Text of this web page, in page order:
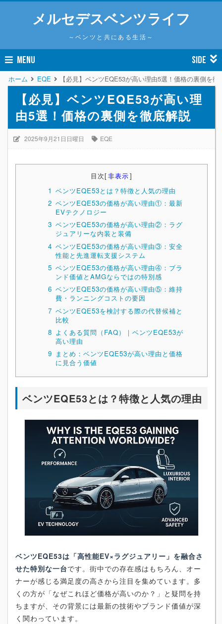
メルセデスベンツライフ
～ベンツと共にある生活～
MENU SIDE
ホーム EQE 【必見】ベンツEQE53が高い理由5選！価格の裏側を徹
【必見】ベンツEQE53が高い理
由5選！価格の裏側を徹底解説
2025年9月21日日曜日 EQE
目次[非表示]
1 ベンツEQE53とは？特徴と人気の理由
2 ベンツEQE53の価格が高い理由①：最新
EVテクノロジー
3 ベンツEQE53の価格が高い理由②：ラグ
ジュアリーな内装と装備
4 ベンツEQE53の価格が高い理由③：安全
性能と先進運転支援システム
5 ベンツEQE53の価格が高い理由④：ブラ
ンド価値とAMGならではの特別感
6 ベンツEQE53の価格が高い理由⑤：維持
費・ランニングコストの要因
7 ベンツEQE53を検討する際の代替候補と
比較
8 よくある質問（FAQ）｜ベンツEQE53が
高い理由
9 まとめ：ベンツEQE53が高い理由と価格
に見合う価値
ベンツEQE53とは？特徴と人気の理由
ベンツEQE53は「高性能EV×ラグジュアリー」を融合さ
せた特別な一台です。街中での存在感はもちろん、オー
ナーが感じる満足度の高さから注目を集めています。多
くの方が「なぜこれほど価格が高いのか？」と疑問を持
ちますが、その背景には最新の技術やブランド価値が深
く関わっています。